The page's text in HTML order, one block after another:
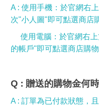
A : 使用手機：於官網右
次"小人圖"即可點選商店
使用電腦：於官網右上
的帳戶"即可點選商店購
Q : 贈送的購物金何
A : 訂單為已付款狀態，